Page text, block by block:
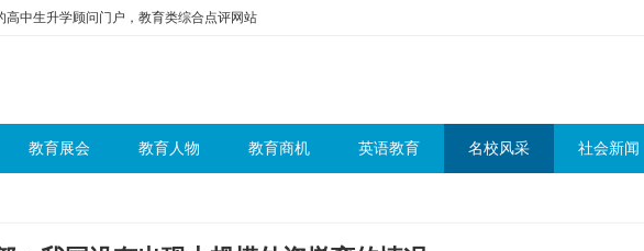
中生升学顾问门户，教育类综合点评网站
教育展会 教育人物 教育商机 英语教育 名校风采 社会新闻